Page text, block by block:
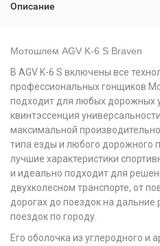
Описание
Мотошлем AGV K-6 S Braven
В AGV K-6 S включены все
профессиональных гонщиков
подходит для любых дорожных
квинтэссенция
максимальной
типа езды и любого дорожного
лучшие характеристики
и идеально подходит для
двухколесном транспорте, от
дорогах до поездок на дальние
поездок по городу.
Его оболочка из углеродного и